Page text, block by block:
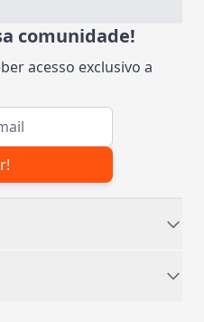
comunidade!
acesso exclusivo a